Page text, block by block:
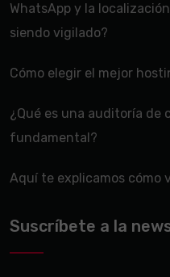
WhatsApp y la
siendo vigilado?
Cómo elegir el mejor
¿Qué es una auditoría de
fundamental?
Aquí te explicamos cómo
Suscríbete a la